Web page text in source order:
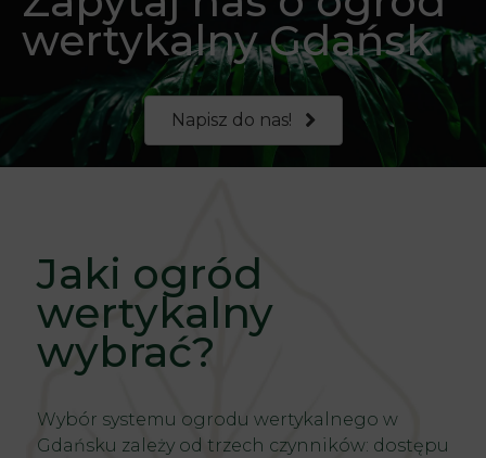
wertykalny Gdańsk
Napisz do nas!
Jaki ogród
wertykalny
wybrać?
Wybór systemu ogrodu wertykalnego w
Gdańsku zależy od trzech czynników: dostępu